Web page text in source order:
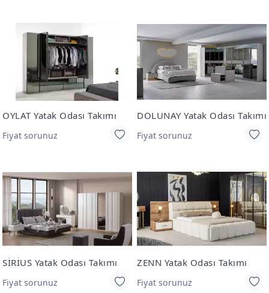
OYLAT Yatak Odası Takımı
Fiyat sorunuz
DOLUNAY Yatak Odası Takımı
Fiyat sorunuz
SİRİUS Yatak Odası Takımı
Fiyat sorunuz
ZENN Yatak Odası Takımı
Fiyat sorunuz